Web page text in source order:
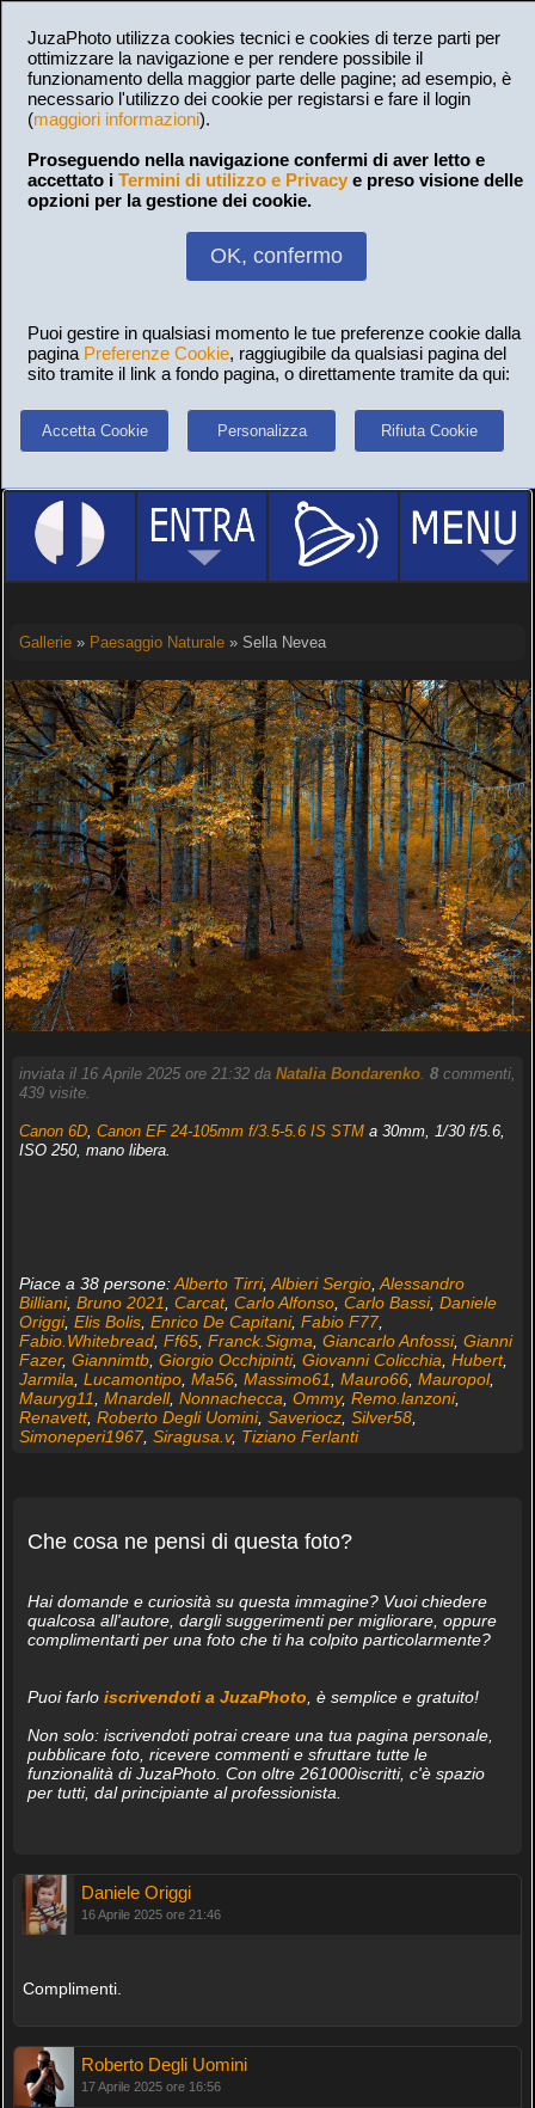
JuzaPhoto utilizza cookies tecnici e cookies di terze parti per
ottimizzare la navigazione e per rendere possibile il
funzionamento della maggior parte delle pagine; ad esempio, è
necessario l'utilizzo dei cookie per registarsi e fare il login
(maggiori informazioni).
Proseguendo nella navigazione confermi di aver letto e
accettato i Termini di utilizzo e Privacy e preso visione delle
opzioni per la gestione dei cookie.
OK, confermo
Puoi gestire in qualsiasi momento le tue preferenze cookie dalla
pagina Preferenze Cookie, raggiugibile da qualsiasi pagina del
sito tramite il link a fondo pagina, o direttamente tramite da qui:
Accetta Cookie Personalizza Rifiuta Cookie
Gallerie» Paesaggio Naturale» Sella Nevea
inviata il 16 Aprile 2025 ore 21:32 da Natalia Bondarenko. 8commenti,
439 visite.
Canon 6D, Canon EF 24-105mm f/3.5-5.6 IS STMa 30mm, 1/30 f/5.6,
ISO 250, mano libera.
Piace a 38 persone:Alberto Tirri, Albieri Sergio, Alessandro
Billiani, Bruno 2021 Carcat, Carlo Alfonso, Carlo Bassi, Daniele
Origgi, Elis Bolis, Enrico De Capitani, Fabio F77,
Fabio.Whitebread, Ff65, Franck.Sigma Giancarlo Anfossi, Gianni
Fazer, Giannimtb, Giorgio Occhipinti, Giovanni Colicchia Hubert,
Jarmila Lucamontipo, Ma56, Massimo61 Mauro66, Mauropol,
Mauryg11
Mnardell, Nonnachecca Ommy, Remo.lanzoni,
Renavett, Roberto Degli Uomini, Saveriocz, Silver58,
Simoneperi1967, Siragusa.v, Tiziano Ferlanti
Che cosa ne pensi di questa foto?
Hai domande e curiosità su questa immagine? Vuoi chiedere
qualcosa all'autore, dargli suggerimenti per migliorare, oppure
complimentarti per una foto che ti ha colpito particolarmente?
Puoi farlo iscrivendoti a JuzaPhoto , è semplice e gratuito!
Non solo: iscrivendoti potrai creare una tua pagina personale,
pubblicare foto, ricevere commenti e sfruttare tutte le
funzionalità di JuzaPhoto. Con oltre 261000iscritti, c'è spazio
per tutti, dal principiante al professionista.
Daniele Origgi
16 Aprile 2025 ore 21:46
Complimenti.
Roberto Degli Uomini
17 Aprile 2025 ore 16:56